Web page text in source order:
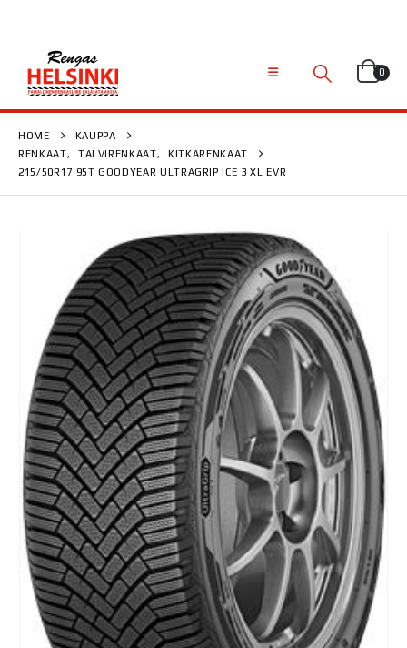
0
HOME
KAUPPA
RENKAAT, TALVIRENKAAT,
KITKARENKAAT
215/50R17 95T GOODYEAR ULTRAGRIP ICE 3 XL EVR